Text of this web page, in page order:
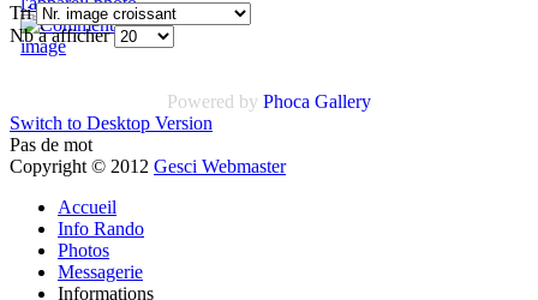
Tri
Nb à afficher
Powered by Phoca Gallery
Switch to Desktop Version
Pas de mot
Copyright © 2012 Gesci Webmaster
Accueil
Info Rando
Photos
Messagerie
Informations